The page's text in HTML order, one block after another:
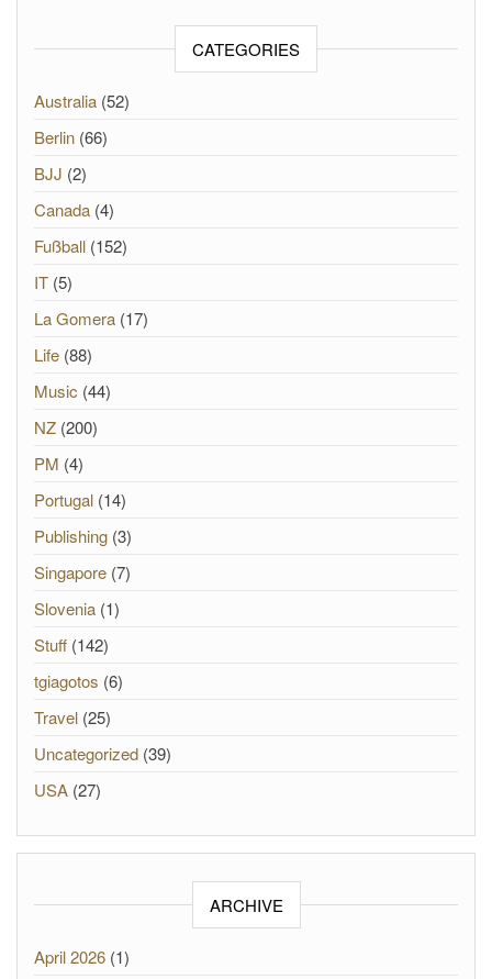
CATEGORIES
Australia (52)
Berlin (66)
BJJ (2)
Canada (4)
Fußball (152)
IT (5)
La Gomera (17)
Life (88)
Music (44)
NZ (200)
PM (4)
Portugal (14)
Publishing (3)
Singapore (7)
Slovenia (1)
Stuff (142)
tgiagotos (6)
Travel (25)
Uncategorized (39)
USA (27)
ARCHIVE
April 2026 (1)